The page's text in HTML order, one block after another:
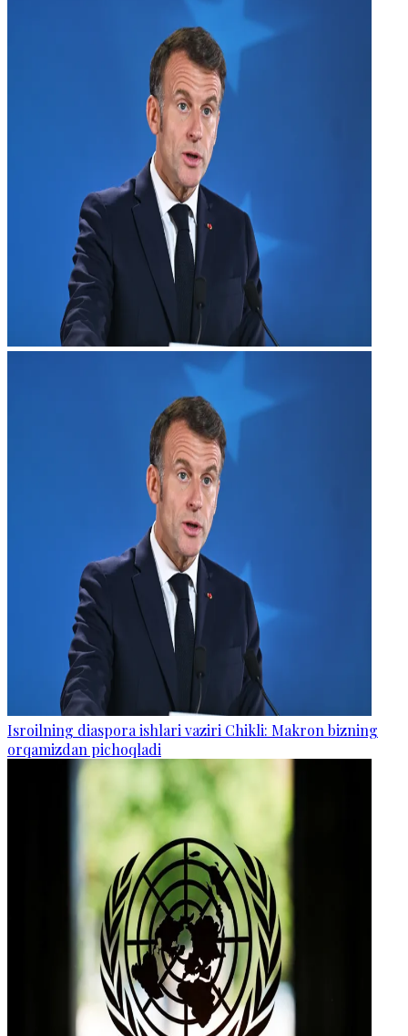
Isroilning diaspora ishlari vaziri Chikli: Makron bizning
orqamizdan pichoqladi